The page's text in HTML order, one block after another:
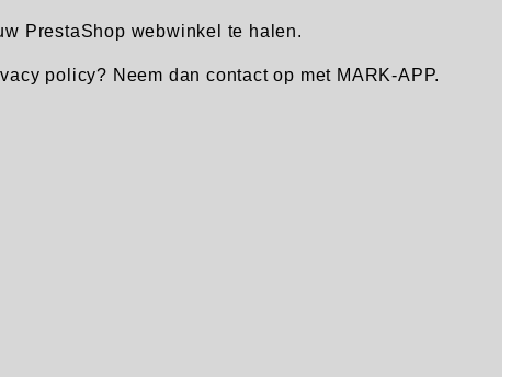
PrestaShop webwinkel te halen.
policy? Neem dan contact op met MARK-APP.